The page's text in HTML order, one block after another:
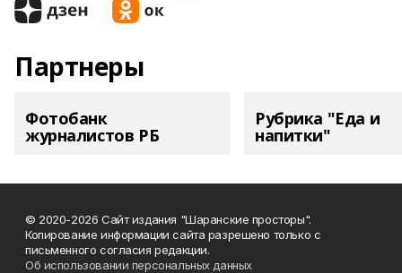
Партнеры
Фотобанк
журналистов РБ
Рубрика "Еда и
напитки"
© 2020-2026 Сайт издания "Шаранские просторы".
Копирование информации сайта разрешено только с
письменного согласия редакции.
Об использовании персональных данных